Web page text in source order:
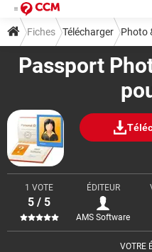
Passport
VOTRE
1 VOTE
5 / 5
ÉDITEUR
AMS Software
Fiches Télécharger Photo